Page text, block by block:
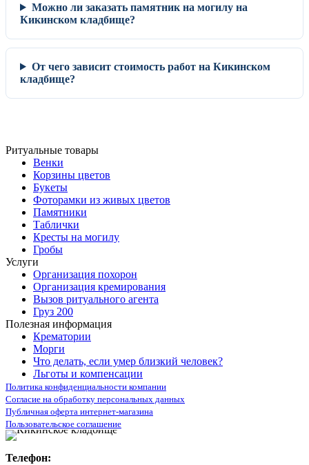
Можно ли заказать памятник на могилу на
Кикинском кладбище?
От чего зависит стоимость работ на Кикинском
кладбище?
Ритуальные товары
Венки
Корзины цветов
Букеты
Фоторамки из живых цветов
Памятники
Таблички
Кресты на могилу
Гробы
Услуги
Организация похорон
Организация кремирования
Вызов ритуального агента
Груз 200
Полезная информация
Крематории
Морги
Что делать, если умер близкий человек?
Льготы и компенсации
Политика конфиденциальности компании
Согласие на обработку персональных данных
Публичная оферта интернет-магазина
Пользовательское соглашение
Телефон: